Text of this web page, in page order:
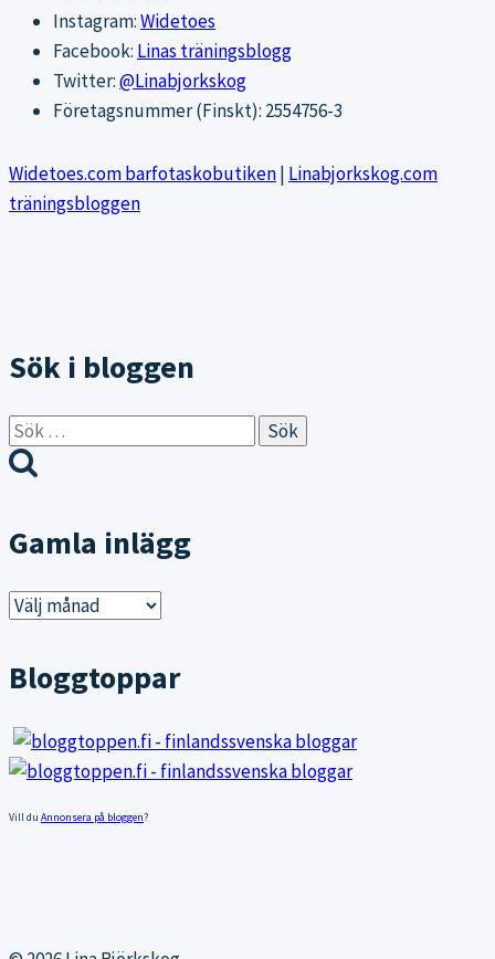
Instagram:Widetoes
Facebook: Linas träningsblogg
Twitter:@Linabjorkskog
Företagsnummer (Finskt): 2554756-3
Widetoes.com barfotaskobutiken| Linabjorkskog.com
träningsbloggen
Sök i bloggen
Sök
efter:
Gamla inlägg
Gamla
Bloggtoppar
Vill du Annonsera på bloggen?